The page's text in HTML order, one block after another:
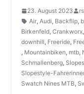
23. August 2023
Air, Audi, Backflip,
Birkenfeld, Crankworx,
downhill, Freeride,
, Mountainbiken, mtb,
Schmallenberg,
Slopestyle-
Swatch Nines MTB,